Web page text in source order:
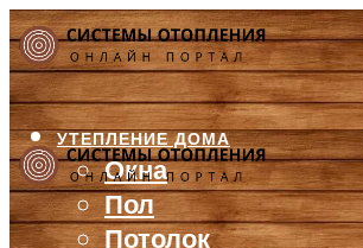
УТЕПЛЕНИЕ ДОМА
Окна
Пол
Потолок